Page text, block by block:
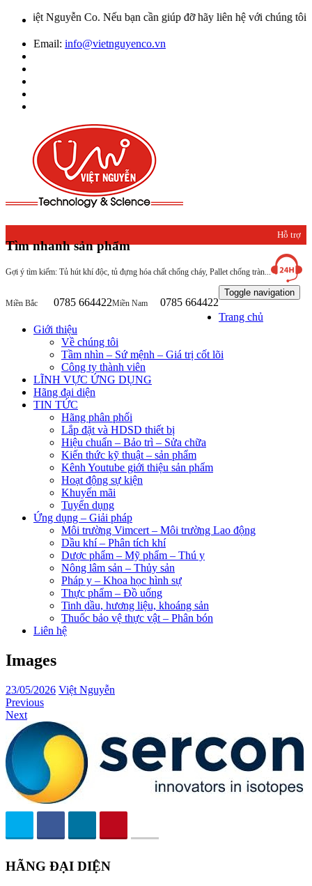
Nguyễn Co. Nếu bạn cần giúp đỡ hãy liên hệ với chúng tôi qua
Email: info@vietnguyenco.vn
Tìm nhanh sản phẩm
Gợi ý tìm kiếm: Tủ hút khí độc, tủ đựng hóa chất chống cháy, Pallet chống tràn...
Hỗ trợ
khách
hàng
Miền Bắc 0785 664422Miền Nam 0785 664422
Toggle navigation
Trang chủ
Giới thiệu
Về chúng tôi
Tầm nhìn – Sứ mệnh – Giá trị cốt lõi
Công ty thành viên
LĨNH VỰC ỨNG DỤNG
Hãng đại diện
TIN TỨC
Hãng phân phối
Lắp đặt và HDSD thiết bị
Hiệu chuẩn – Bảo trì – Sửa chữa
Kiến thức kỹ thuật – sản phẩm
Kênh Youtube giới thiệu sản phẩm
Hoạt động sự kiện
Khuyến mãi
Tuyển dụng
Ứng dụng – Giải pháp
Môi trường Vimcert – Môi trường Lao động
Dầu khí – Phân tích khí
Dược phẩm – Mỹ phẩm – Thú y
Nông lâm sản – Thủy sản
Pháp y – Khoa học hình sự
Thực phẩm – Đồ uống
Tinh dầu, hương liệu, khoáng sản
Thuốc bảo vệ thực vật – Phân bón
Liên hệ
Images
23/05/2026 Việt Nguyễn
Previous
Next
HÃNG ĐẠI DIỆN